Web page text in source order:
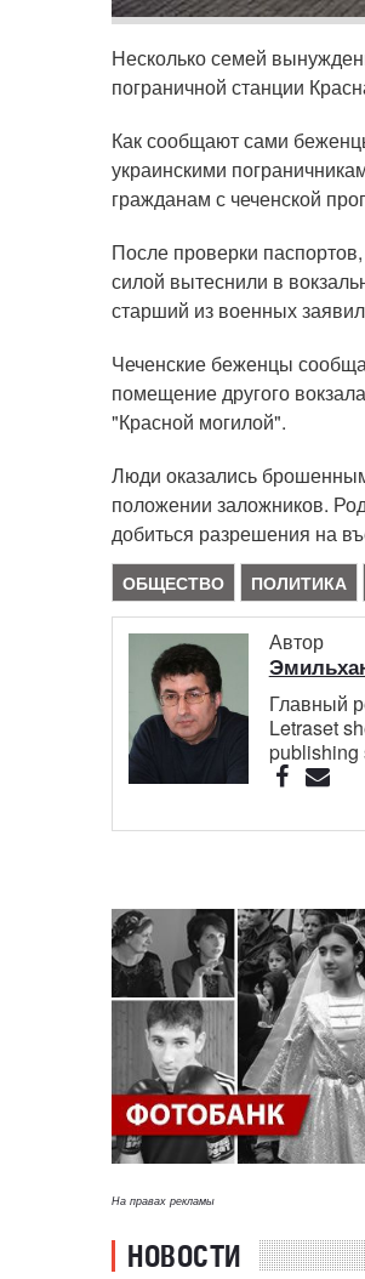
Несколько семей
пограничной станции
Как сообщают сами
украинскими
гражданам с чеченской
После проверки
силой вытеснили в
старший из военных
Чеченские беженцы
помещение другого
"Красной могилой".
Люди оказались
положении заложников.
добиться разрешения на
ОБЩЕСТВО ПОЛИТИКА
Автор
Главный
Letraset
publishing
На правах рекламы
НОВОСТИ